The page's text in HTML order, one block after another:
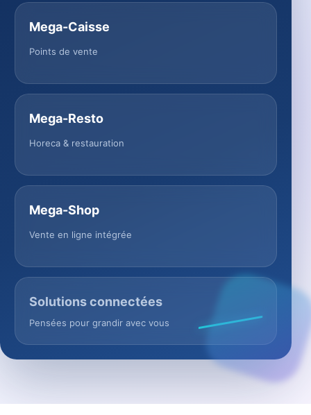
Mega-Caisse
Points de vente
Mega-Resto
Horeca & restauration
Mega-Shop
Vente en ligne intégrée
Solutions connectées
Pensées pour grandir avec vous